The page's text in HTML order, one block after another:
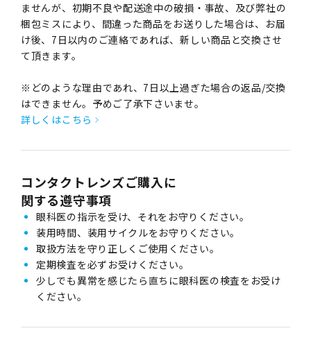
ませんが、初期不良や配送途中の破損・事故、及び弊社の
梱包ミスにより、間違った商品をお送りした場合は、お届
け後、7日以内のご連絡であれば、新しい商品と交換させ
て頂きます。
※どのような理由であれ、7日以上過ぎた場合の返品/交換
はできません。予めご了承下さいませ。
詳しくはこちら
コンタクトレンズご購入に
関する遵守事項
眼科医の指示を受け、それをお守りください。
装用時間、装用サイクルをお守りください。
取扱方法を守り正しくご使用ください。
定期検査を必ずお受けください。
少しでも異常を感じたら直ちに眼科医の検査をお受け
ください。